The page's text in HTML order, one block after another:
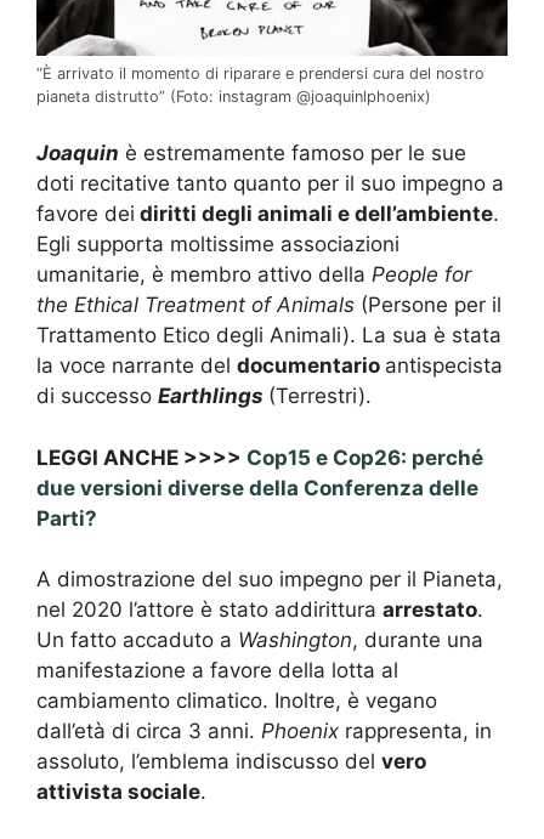
“È arrivato il momento di riparare e prendersi cura del nostro
pianeta distrutto” (Foto: instagram @joaquinlphoenix)
Joaquin è estremamente famoso per le sue
doti recitative tanto quanto per il suo impegno a
favore dei diritti degli animali e dell’ambiente.
Egli supporta moltissime associazioni
umanitarie, è membro attivo della People for
the Ethical Treatment of Animals (Persone per il
Trattamento Etico degli Animali). La sua è stata
la voce narrante del documentario antispecista
di successo Earthlings (Terrestri).
LEGGI ANCHE >>>> Cop15 e Cop26: perché
due versioni diverse della Conferenza delle
Parti?
A dimostrazione del suo impegno per il Pianeta,
nel 2020 l’attore è stato addirittura arrestato.
Un fatto accaduto a Washington, durante una
manifestazione a favore della lotta al
cambiamento climatico. Inoltre, è vegano
dall’età di circa 3 anni. Phoenix rappresenta, in
assoluto, l’emblema indiscusso del vero
attivista sociale.